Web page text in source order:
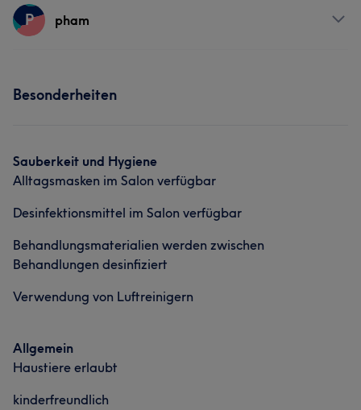
Services
Portfolio
P pham
Besonderheiten
Sauberkeit und Hygiene
Alltagsmasken im Salon verfügbar
Desinfektionsmittel im Salon verfügbar
Behandlungsmaterialien werden zwischen
Behandlungen desinfiziert
Verwendung von Luftreinigern
Allgemein
Haustiere erlaubt
kinderfreundlich